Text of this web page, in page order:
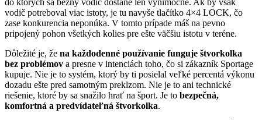
do ktorých sa bežný vodič dostane len výnimočne. Ak by však
vodič potreboval viac istoty, je tu navyše tlačítko 4×4 LOCK, čo
zase konkurencia neponúka. V tomto prípade máš na pevno
pripojený pohon všetkých kolies pre ešte väčšiu istotu v teréne.
Dôležité je, že na každodenné používanie funguje štvorkolka
bez problémov a presne v intenciách toho, čo si zákazník Sportage
kupuje. Nie je to systém, ktorý by ti posielal veľké percentá výkonu
dozadu ešte pred samotným preklzom. Nie je to ani technické
riešenie, ktoré by sa snažilo hrať na šport. Je to bezpečná,
komfortná a predvídateľná štvorkolka.